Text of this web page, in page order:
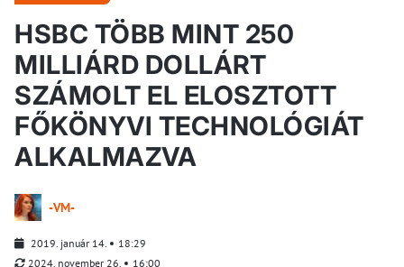
HSBC TÖBB MINT 250
MILLIÁRD DOLLÁRT
SZÁMOLT EL ELOSZTOTT
FŐKÖNYVI TECHNOLÓGIÁT
ALKALMAZVA
-VM-
2019. január 14.
18:29
2024. november 26.
16:00